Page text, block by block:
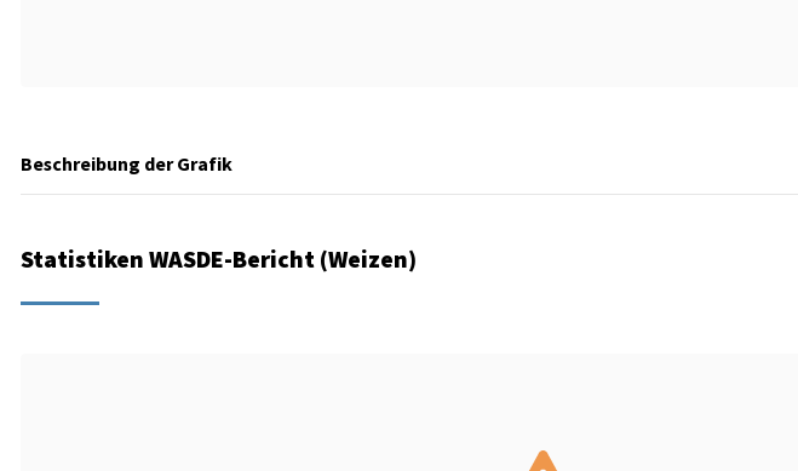
Beschreibung der Grafik
Statistiken WASDE-Bericht (Weizen)